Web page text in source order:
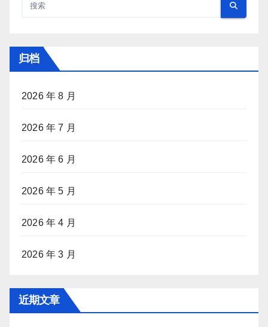
归档
2026 年 8 月
2026 年 7 月
2026 年 6 月
2026 年 5 月
2026 年 4 月
2026 年 3 月
近期文章